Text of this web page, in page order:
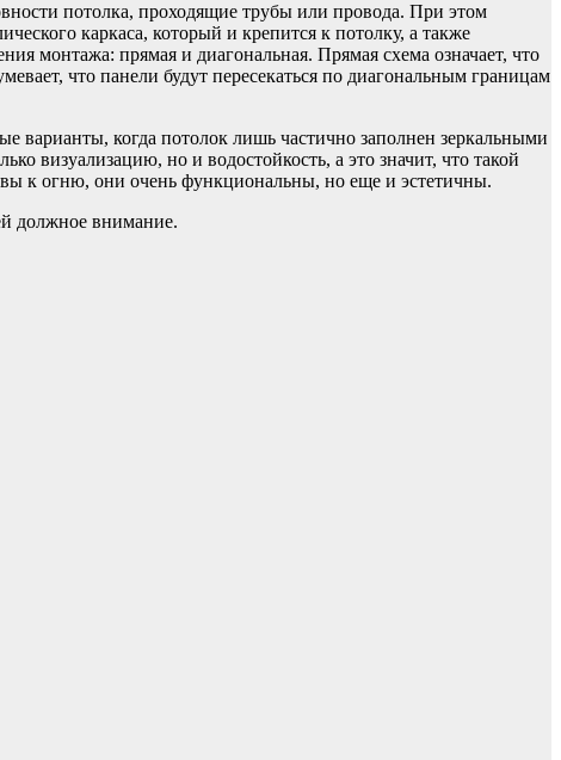
потолка, проходящие трубы или провода. При этом
каркаса, который и крепится к потолку, а также
монтажа: прямая и диагональная. Прямая схема означает, что
что панели будут пересекаться по диагональным границам
когда потолок лишь частично заполнен зеркальными
визуализацию, но и водостойкость, а это значит, что такой
к огню, они очень функциональны, но еще и эстетичны.
должное внимание.